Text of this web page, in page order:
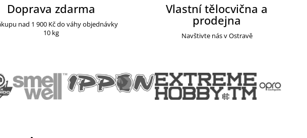
Doprava zdarma
nad 1 900 Kč do váhy objednávky
10 kg
Vlastní tělocvična a
prodejna
Navštivte nás v Ostravě